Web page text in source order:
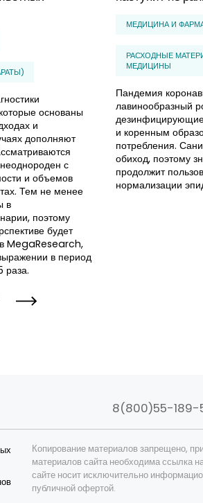
основаны
и
дополняют
с
и объемов
Тем не менее
в
поэтому
будет
MegaResearch,
в период
раза.
МЕДИЦИНА И
РАСХОДНЫЕ
МЕДИЦИНЫ
Пандемия
лавинообразный
дезинфицирующие
и коренным
потребления.
обиход, поэтому
продолжит
нормализации
8(800)55-189-
Копирование материалов запрещено,
материалов сайта необходима ссылка
сайте носит исключительно
публичной офертой.